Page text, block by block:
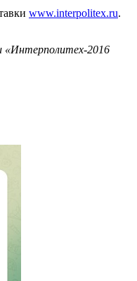
www.interpolitex.ru.
«Интерполитех-2016